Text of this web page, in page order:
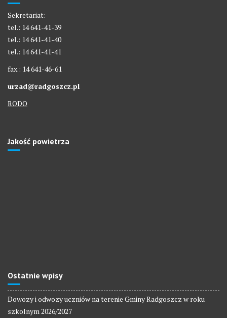
Sekretariat:
tel.: 14 641-41-39
tel.: 14 641-41-40
tel.: 14 641-41-41
fax.: 14 641-46-61
urzad@radgoszcz.pl
RODO
Jakość powietrza
Ostatnie wpisy
Dowozy i odwozy uczniów na terenie Gminy Radgoszcz w roku
szkolnym 2026/2027